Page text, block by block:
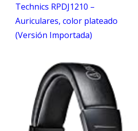
Technics RPDJ1210 –
Auriculares, color plateado
(Versión Importada)